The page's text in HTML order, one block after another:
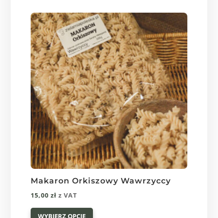
175,00 zł
wariantów.
Opcje
można
wybrać
na
stronie
produktu
Makaron Orkiszowy Wawrzyccy
15,00zł z VAT
WYBIERZ OPCJE
Ten